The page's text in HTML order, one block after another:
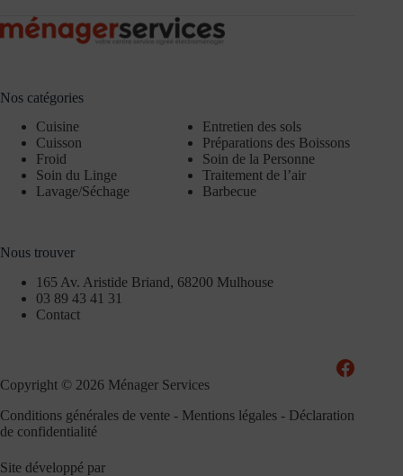
Nos catégories
Cuisine
Cuisson
Froid
Soin du Linge
Lavage/Séchage
Entretien des sols
Préparations des Boissons
Soin de la Personne
Traitement de l’air
Barbecue
Nous trouver
165 Av. Aristide Briand, 68200 Mulhouse
03 89 43 41 31
Contact
Copyright © 2026 Ménager Services
Conditions générales de vente - Mentions légales - Déclaration
de confidentialité
Site développé par